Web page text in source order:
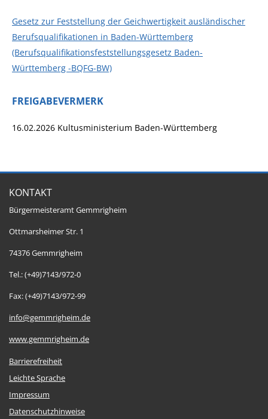
Gesetz zur Feststellung der Geichwertigkeit ausländischer
Berufsqualifikationen in Baden-Württemberg
(Berufsqualifikationsfeststellungsgesetz Baden-
Württemberg -BQFG-BW)
FREIGABEVERMERK
16.02.2026 Kultusministerium Baden-Württemberg
KONTAKT
Bürgermeisteramt Gemmrigheim
Ottmarsheimer Str. 1
74376 Gemmrigheim
Tel.: (+49)7143/972-0
Fax: (+49)7143/972-99
info@gemmrigheim.de
www.gemmrigheim.de
Barrierefreiheit
Leichte Sprache
Impressum
Datenschutzhinweise